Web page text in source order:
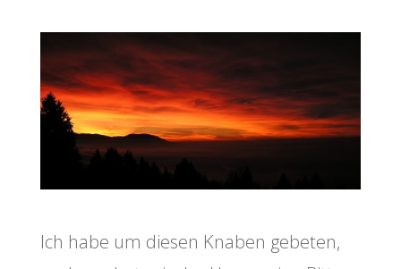
Ich habe um diesen Knaben gebeten,